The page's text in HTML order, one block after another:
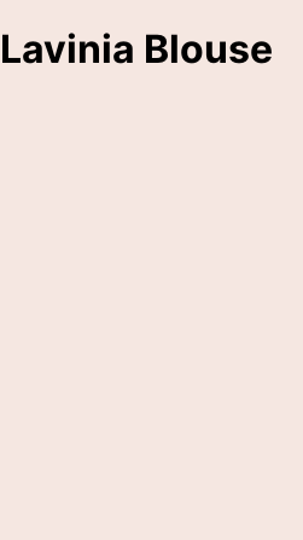
Lavinia Blouse